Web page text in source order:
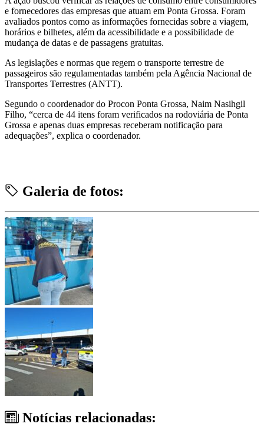
e fornecedores das empresas que atuam em Ponta Grossa. Foram
avaliados pontos como as informações fornecidas sobre a viagem,
horários e bilhetes, além da acessibilidade e a possibilidade de
mudança de datas e de passagens gratuitas.
As legislações e normas que regem o transporte terrestre de
passageiros são regulamentadas também pela Agência Nacional de
Transportes Terrestres (ANTT).
Segundo o coordenador do Procon Ponta Grossa, Naim Nasihgil
Filho, “cerca de 44 itens foram verificados na rodoviária de Ponta
Grossa e apenas duas empresas receberam notificação para
adequações”, explica o coordenador.
Galeria de fotos:
Notícias relacionadas: